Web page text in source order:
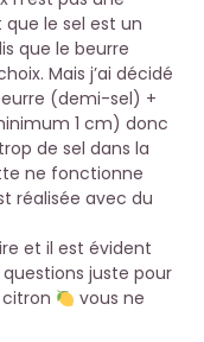
le sel est un
que le beurre
Mais j’ai décidé
(demi-sel) +
1 cm) donc
de sel dans la
ne fonctionne
réalisée avec du
et il est évident
juste pour
vous ne